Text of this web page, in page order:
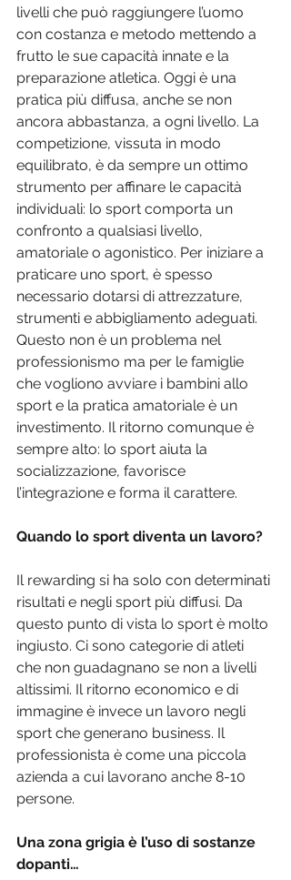
livelli che può raggiungere l’uomo
con costanza e metodo mettendo a
frutto le sue capacità innate e la
preparazione atletica. Oggi è una
pratica più diffusa, anche se non
ancora abbastanza, a ogni livello. La
competizione, vissuta in modo
equilibrato, è da sempre un ottimo
strumento per affinare le capacità
individuali: lo sport comporta un
confronto a qualsiasi livello,
amatoriale o agonistico. Per iniziare a
praticare uno sport, è spesso
necessario dotarsi di attrezzature,
strumenti e abbigliamento adeguati.
Questo non è un problema nel
professionismo ma per le famiglie
che vogliono avviare i bambini allo
sport e la pratica amatoriale è un
investimento. Il ritorno comunque è
sempre alto: lo sport aiuta la
socializzazione, favorisce
l’integrazione e forma il carattere.
Quando lo sport diventa un lavoro?
Il rewarding si ha solo con determinati
risultati e negli sport più diffusi. Da
questo punto di vista lo sport è molto
ingiusto. Ci sono categorie di atleti
che non guadagnano se non a livelli
altissimi. Il ritorno economico e di
immagine è invece un lavoro negli
sport che generano business. Il
professionista è come una piccola
azienda a cui lavorano anche 8-10
persone.
Una zona grigia è l’uso di sostanze
dopanti…